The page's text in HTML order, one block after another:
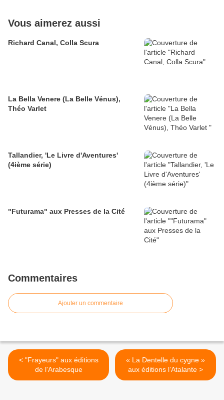
Vous aimerez aussi
Richard Canal, Colla Scura
La Bella Venere (La Belle Vénus),
Théo Varlet
Tallandier, 'Le Livre d'Aventures'
(4ième série)
"Futurama" aux Presses de la Cité
Commentaires
Ajouter un commentaire
< "Frayeurs" aux éditions
de l'Arabesque
« La Dentelle du cygne »
aux éditions l’Atalante >